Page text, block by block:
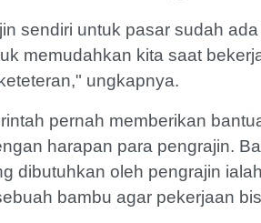
sendiri untuk pasar sudah
memudahkan kita saat
ungkapnya.
pernah memberikan
harapan para pengrajin.
dibutuhkan oleh pengrajin
bambu agar pekerjaan